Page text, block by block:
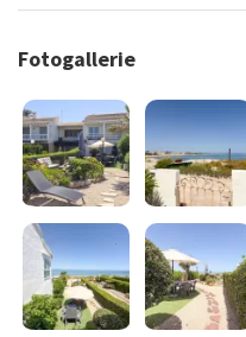
Essbereich mit Smart-TV,
eine Person sowie einem
ausgestattete Küche bietet
Aufenthalt benötigen.
Badezimmer mit Dusche
Einzelbetten, Klimaanlage
Im Obergeschoss erwartet
Fotogallerie